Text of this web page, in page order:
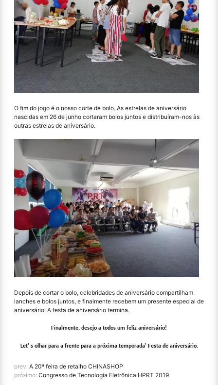
O fim do jogo é o nosso corte de bolo. As estrelas de aniversário
nascidas em 26 de junho cortaram bolos juntos e distribuíram-nos às
outras estrelas de aniversário.
Depois de cortar o bolo, celebridades de aniversário compartilham
lanches e bolos juntos, e finalmente recebem um presente especial de
aniversário. A festa de aniversário termina.
Finalmente, desejo a todos um feliz aniversário!
Let' s olhar para a frente para a próxima temporada' Festa de aniversário.
prev: A 20ª feira de retalho CHINASHOP
próximo: Congresso de Tecnologia Eletrônica HPRT 2019